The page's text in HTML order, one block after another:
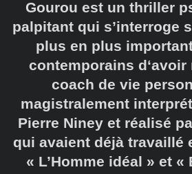
Gourou est un thriller
palpitant qui s’interroge
plus en plus
contemporains d‘avoir
coach de vie
magistralement
Pierre Niney et réalisé
qui avaient déjà travaillé
« L’Homme idéal » et